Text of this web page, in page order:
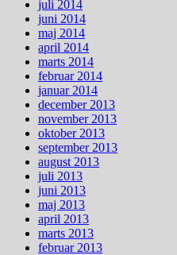
juli 2014
juni 2014
maj 2014
april 2014
marts 2014
februar 2014
januar 2014
december 2013
november 2013
oktober 2013
september 2013
august 2013
juli 2013
juni 2013
maj 2013
april 2013
marts 2013
februar 2013